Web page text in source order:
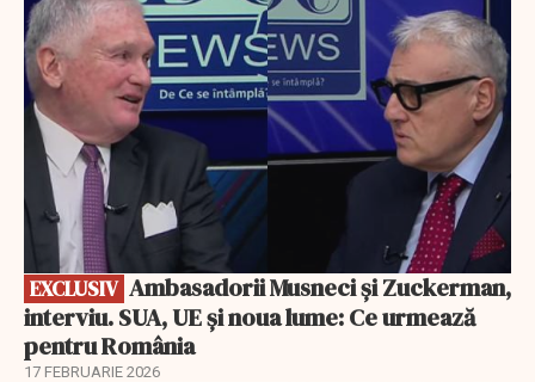
EXCLUSIV
interviu. SUA, UE și noua lume: Ce urmează
pentru România
17 FEBRUARIE 2026